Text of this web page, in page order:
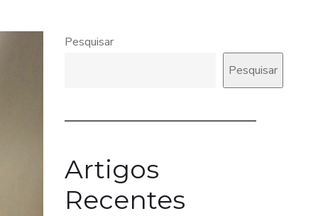
Pesquisar
Pesquisar
Artigos
Recentes